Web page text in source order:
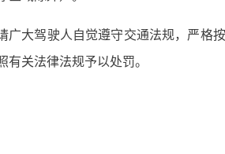
广大驾驶人自觉遵守交通法规，严格
有关法律法规予以处罚。